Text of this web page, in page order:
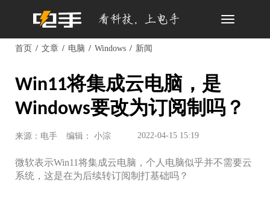
Toggle
首页 文章 电脑 Windows 新闻
Win11将集成云电脑，是
Windows要改为订阅制吗？
来源：电手 编辑： 小淙 2022-04-15 15:19
微软表示Win11将集成云电脑，个人电脑似乎并不需要云
系统，这是在为后续转订阅制打基础吗？